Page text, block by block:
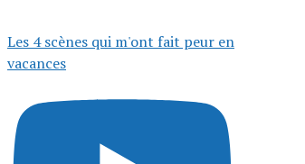
Les 4 scènes qui m'ont fait peur en
vacances